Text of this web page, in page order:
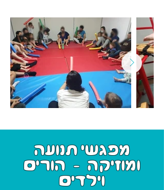
מפגשי תנועה
ומוזיקה - הורים
וילדים